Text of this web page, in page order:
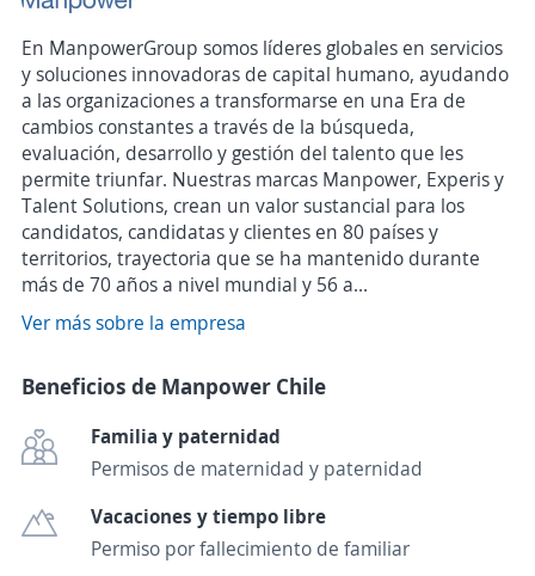
En ManpowerGroup somos líderes globales en servicios
y soluciones innovadoras de capital humano, ayudando
a las organizaciones a transformarse en una Era de
cambios constantes a través de la búsqueda,
evaluación, desarrollo y gestión del talento que les
permite triunfar. Nuestras marcas Manpower, Experis y
Talent Solutions, crean un valor sustancial para los
candidatos, candidatas y clientes en 80 países y
territorios, trayectoria que se ha mantenido durante
más de 70 años a nivel mundial y 56 a...
Ver más sobre la empresa
Beneficios de Manpower Chile
Familia y paternidad
Permisos de maternidad y paternidad
Vacaciones y tiempo libre
Permiso por fallecimiento de familiar